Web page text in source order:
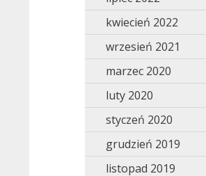
kwiecień 2022
wrzesień 2021
marzec 2020
luty 2020
styczeń 2020
grudzień 2019
listopad 2019